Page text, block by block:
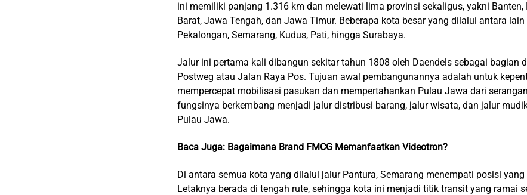
ini memiliki panjang 1.316 km dan melewati lima provinsi sekaligus, yakni Banten,
Barat, Jawa Tengah, dan Jawa Timur. Beberapa kota besar yang dilalui antara lain
Pekalongan, Semarang, Kudus, Pati, hingga Surabaya.
Jalur ini pertama kali dibangun sekitar tahun 1808 oleh Daendels sebagai bagian
Postweg atau Jalan Raya Pos. Tujuan awal pembangunannya adalah untuk
mempercepat mobilisasi pasukan dan mempertahankan Pulau Jawa dari
fungsinya berkembang menjadi jalur distribusi barang, jalur wisata, dan jalur
Pulau Jawa.
Baca Juga: Bagaimana Brand FMCG Memanfaatkan Videotron?
Di antara semua kota yang dilalui jalur Pantura, Semarang menempati posisi yang
Letaknya berada di tengah rute, sehingga kota ini menjadi titik transit yang ramai